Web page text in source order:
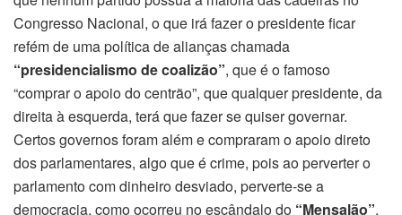
Congresso Nacional, o que irá fazer o presidente ficar
refém de uma política de alianças chamada
“presidencialismo de coalizão”, que é o famoso
“comprar o apoio do centrão”, que qualquer presidente, da
direita à esquerda, terá que fazer se quiser governar.
Certos governos foram além e compraram o apoio direto
dos parlamentares, algo que é crime, pois ao perverter o
parlamento com dinheiro desviado, perverte-se a
democracia, como ocorreu no escândalo do “Mensalão”,